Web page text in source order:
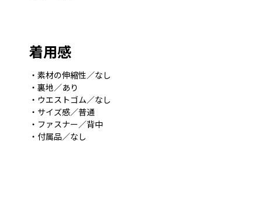
着用感
・素材の伸縮性／なし
・裏地／あり
・ウエストゴム／なし
・サイズ感／普通
・ファスナー／背中
・付属品／なし